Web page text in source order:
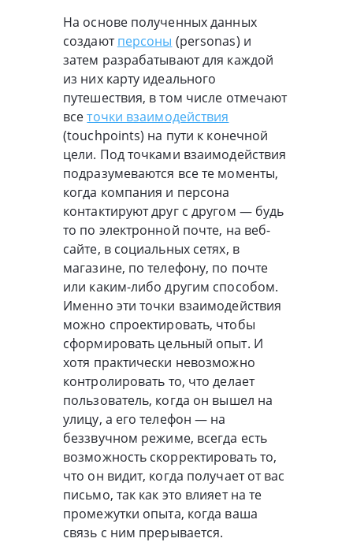
На основе полученных данных
создаютперсоны (personas) и
затем разрабатывают для каждой
из них карту идеального
путешествия, в том числе отмечают
всеточки взаимодействия
(touchpoints) на пути к конечной
цели. Под точками взаимодействия
подразумеваются все те моменты,
когда компания и персона
контактируют друг с другом — будь
то по электронной почте, на веб-
сайте, в социальных сетях, в
магазине, по телефону, по почте
или каким-либо другим способом.
Именно эти точки взаимодействия
можно спроектировать, чтобы
сформировать цельный опыт. И
хотя практически невозможно
контролировать то, что делает
пользователь, когда он вышел на
улицу, а его телефон — на
беззвучном режиме, всегда есть
возможность скорректировать то,
что он видит, когда получает от вас
письмо, так как это влияет на те
промежутки опыта, когда ваша
связь с ним прерывается.